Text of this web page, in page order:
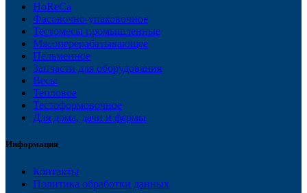
HoReCa
Фасовочно-упаковочное
Тестомесы промышленные
Мясоперерабатывающее
Пельменное
Запчасти для оборудования
Весы
Тепловое
Тестоформовочное
Для дома, дачи и фермы
Информация
Контакты
Политика обработки данных